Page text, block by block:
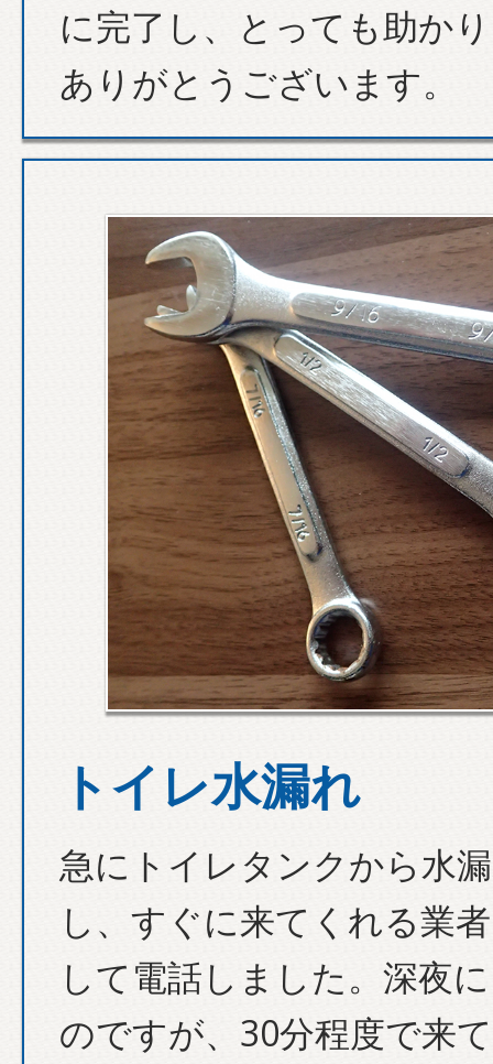
に完了し、とっても助か
ありがとうございます。
トイレ水漏れ
急にトイレタンクから水
し、すぐに来てくれる業
して電話しました。深夜
のですが、30分程度で来